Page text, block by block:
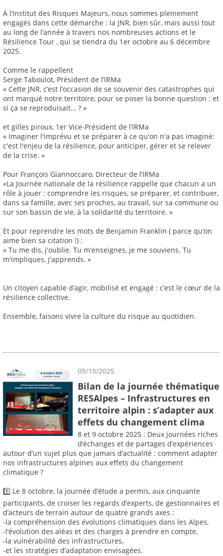
À l’Institut des Risques Majeurs, nous sommes pleinement
engagés dans cette démarche : la JNR, bien sûr, mais aussi tout
au long de l’année à travers nos nombreuses actions et le
Résilience Tour , qui se tiendra du 1er octobre au 6 décembre
2025.
Comme le rappellent
Serge Taboulot, Président de l’IRMa
« Cette JNR, c’est l’occasion de se souvenir des catastrophes qui
ont marqué notre territoire, pour se poser la bonne question : et
si ça se reproduisait… ? »
et gilles piroux, 1er Vice-Président de l’IRMa
« Imaginer l'imprévu et se préparer à ce qu'on n'a pas imaginé:
c'est l'enjeu de la résilience, pour anticiper, gérer et se relever
de la crise. »
Pour François Giannoccaro, Directeur de l’IRMa
«La Journée nationale de la résilience rappelle que chacun a un
rôle à jouer : comprendre les risques, se préparer, et contribuer,
dans sa famille, avec ses proches, au travail, sur sa commune ou
sur son bassin de vie, à la solidarité du territoire. »
Et pour reprendre les mots de Benjamin Franklin ( parce qu’on
aime bien sa citation !) :
« Tu me dis, j'oublie. Tu m'enseignes, je me souviens. Tu
m'impliques, j'apprends. »
Un citoyen capable d’agir, mobilisé et engagé : c’est le cœur de la
résilience collective.
Ensemble, faisons vivre la culture du risque au quotidien.
09/10/2025
Bilan de la journée thématique
RESAlpes – Infrastructures en
territoire alpin : s’adapter aux
effets du changement clima
8 et 9 octobre 2025 : Deux journées riches
d’échanges et de partages d’expériences
autour d’un sujet plus que jamais d’actualité : comment adapter
nos infrastructures alpines aux effets du changement
climatique ?
1️⃣ Le 8 octobre, la journée d’étude a permis, aux cinquante
participants, de croiser les regards d’experts, de gestionnaires et
d’acteurs de terrain autour de quatre grands axes :
-la compréhension des évolutions climatiques dans les Alpes,
-l’évolution des aléas et des charges à prendre en compte,
-la vulnérabilité des infrastructures,
-et les stratégies d’adaptation envisagées.